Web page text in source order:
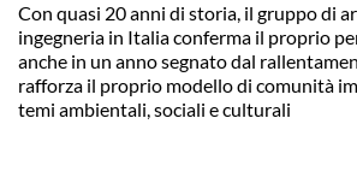
Con quasi 20 anni di storia, il gruppo di
ingegneria in Italia conferma il proprio
anche in un anno segnato dal
rafforza il proprio modello di comunità
temi ambientali, sociali e culturali